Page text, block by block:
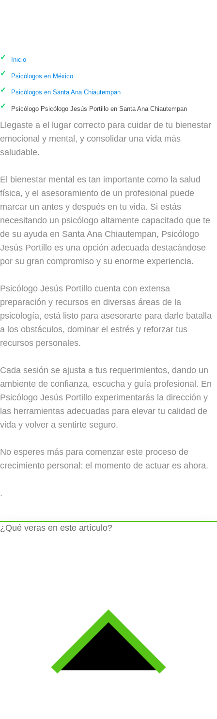
Inicio
Psicólogos en México
Psicólogos en Santa Ana Chiautempan
Psicólogo Psicólogo Jesús Portillo en Santa Ana Chiautempan
Llegaste a el lugar correcto para cuidar de tu bienestar
emocional y mental, y consolidar una vida más
saludable.
El bienestar mental es tan importante como la salud
física, y el asesoramiento de un profesional puede
marcar un antes y después en tu vida. Si estás
necesitando un psicólogo altamente capacitado que te
de su ayuda en Santa Ana Chiautempan, Psicólogo
Jesús Portillo es una opción adecuada destacándose
por su gran compromiso y su enorme experiencia.
Psicólogo Jesús Portillo cuenta con extensa
preparación y recursos en diversas áreas de la
psicología, está listo para asesorarte para darle batalla
a los obstáculos, dominar el estrés y reforzar tus
recursos personales.
Cada sesión se ajusta a tus requerimientos, dando un
ambiente de confianza, escucha y guía profesional. En
Psicólogo Jesús Portillo experimentarás la dirección y
las herramientas adecuadas para elevar tu calidad de
vida y volver a sentirte seguro.
No esperes más para comenzar este proceso de
crecimiento personal: el momento de actuar es ahora.
.
¿Qué veras en este artículo?